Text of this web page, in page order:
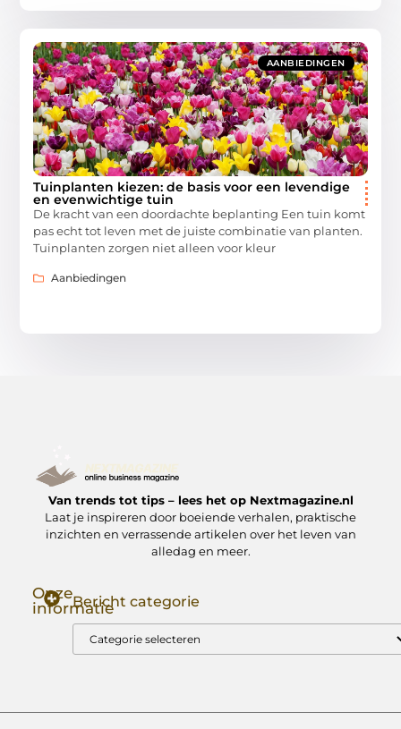
AANBIEDINGEN
Tuinplanten kiezen: de basis voor een levendige
en evenwichtige tuin
De kracht van een doordachte beplanting Een tuin komt
pas echt tot leven met de juiste combinatie van planten.
Tuinplanten zorgen niet alleen voor kleur
Aanbiedingen
Van trends tot tips – lees het op Nextmagazine.nl
Laat je inspireren door boeiende verhalen, praktische
inzichten en verrassende artikelen over het leven van
alledag en meer.
Onze
informatieBericht categorie